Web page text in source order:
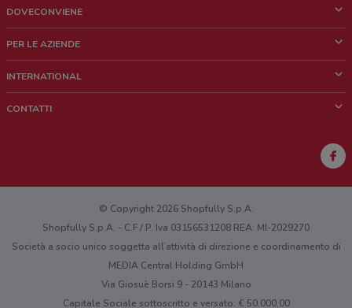
DOVECONVIENE
Chi siamo
Lavora con noi
PER LE AZIENDE
Richieste commerciali e marketing
INTERNATIONAL
CONTATTI
Hai un malfunzionamento sul web o sull'app?
© Copyright 2026 Shopfully S.p.A.
Shopfully S.p.A. - C.F / P. Iva 03156531208 REA: MI-2029270
Società a socio unico soggetta all’attività di direzione e coordinamento di
MEDIA Central Holding GmbH
Via Giosuè Borsi 9 - 20143 Milano
Capitale Sociale sottoscritto e versato: € 50.000,00